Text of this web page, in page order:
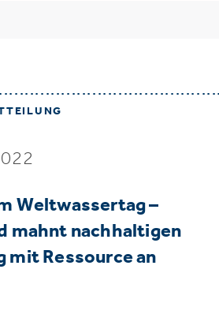
Weltwassertag –
mahnt nachhaltigen
mit Ressource an